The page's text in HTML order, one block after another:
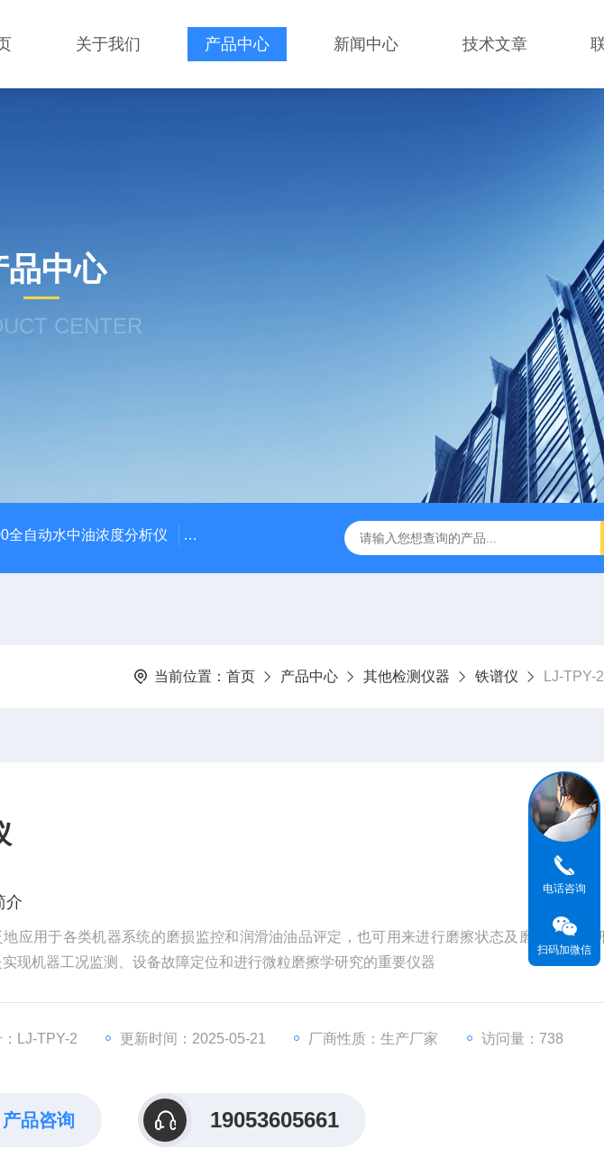
关于我们 产品中心 新闻中心 技术文章
品中心
CENTER
全自动水中油浓度分析仪 LJ-HC500水中油浓度分析仪 LJ-S104手持式水质总磷总氮检
当前位置： 首页 产品中心 其他检测仪器 铁谱仪 LJ-TPY-
介
地应用于各类机器系统的磨损监控和润滑油油品评定，也可用来进行磨擦状态及磨损机理的
实现机器工况监测、设备故障定位和进行微粒磨擦学研究的重要仪器
LJ-TPY-2 更新时间：2025-05-21 厂商性质：生产厂家 访问量：738
产品咨询 19053605661
电话咨询
扫码加微信